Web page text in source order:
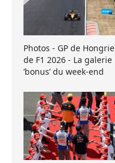
Photos - GP de Hongrie
de F1 2026 - La galerie
’bonus’ du week-end